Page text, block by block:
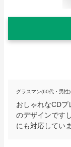
グラスマン(60代・男性)
おしゃれなCD
のデザインです
にも対応してい